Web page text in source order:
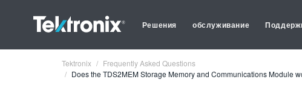
Решения обслуживание
Tektronix
Frequently Asked Questions
Does the TDS2MEM Storage Memory and Communications Module